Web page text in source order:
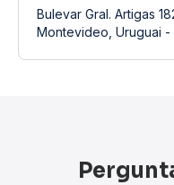
Bulevar Gral. Artigas
Montevideo, Uruguai -